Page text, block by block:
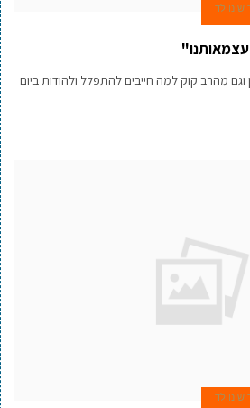
מהרב קוק למה חייבים להתפלל ולהודות ביום